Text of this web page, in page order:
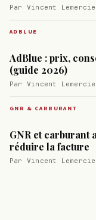
Par Vincent
ADBLUE
AdBlue : prix,
(guide 2026)
Par Vincent
GNR & CARBURANT
GNR et carburant
réduire la facture
Par Vincent